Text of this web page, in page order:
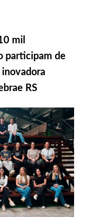
mil
participam de
RS